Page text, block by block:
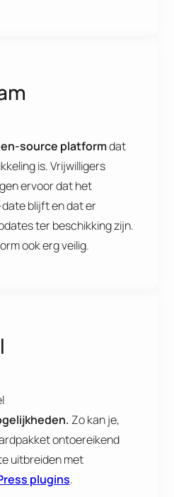
source platformdat
is. Vrijwilligers
ervoor dat het
blijft en dat er
ter beschikking zijn.
ook erg veilig.
Zo kan je,
ontoereikend
uitbreiden met
plugins.